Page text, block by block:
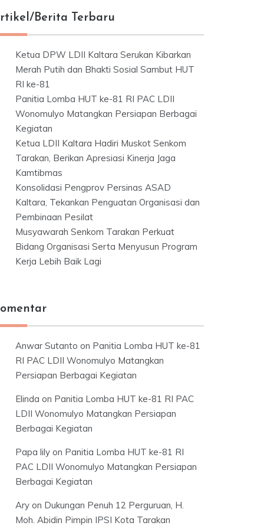
Berita Terbaru
Ketua DPW LDII Kaltara Serukan Kibarkan
Merah Putih dan Bhakti Sosial Sambut HUT
RI ke-81
Panitia Lomba HUT ke-81 RI PAC LDII
Wonomulyo Matangkan Persiapan Berbagai
Kegiatan
Ketua LDII Kaltara Hadiri Muskot Senkom
Tarakan, Berikan Apresiasi Kinerja Jaga
Kamtibmas
Konsolidasi Pengprov Persinas ASAD
Kaltara, Tekankan Penguatan Organisasi dan
Pembinaan Pesilat
Musyawarah Senkom Tarakan Perkuat
Bidang Organisasi Serta Menyusun Program
Kerja Lebih Baik Lagi
Anwar Sutanto on Panitia Lomba HUT ke-81
RI PAC LDII Wonomulyo Matangkan
Persiapan Berbagai Kegiatan
Elinda on Panitia Lomba HUT ke-81 RI PAC
LDII Wonomulyo Matangkan Persiapan
Berbagai Kegiatan
Papa lily on Panitia Lomba HUT ke-81 RI
PAC LDII Wonomulyo Matangkan Persiapan
Berbagai Kegiatan
Ary on Dukungan Penuh 12 Perguruan, H.
Moh. Abidin Pimpin IPSI Kota Tarakan